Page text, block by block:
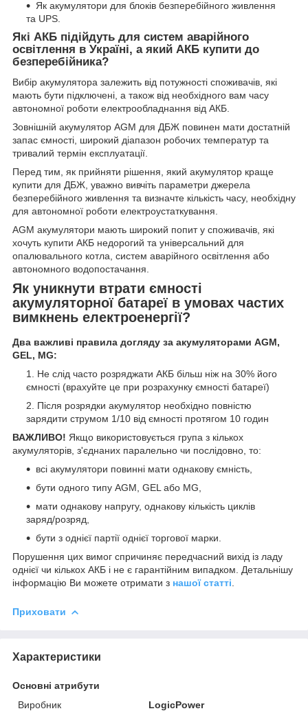
Як акумулятори для блоків безперебійного живлення
та UPS.
Які АКБ підійдуть для систем аварійного
освітлення в Україні, а який АКБ купити до
безперебійника?
Вибір акумулятора залежить від потужності споживачів, які
мають бути підключені, а також від необхідного вам часу
автономної роботи електрообладнання від АКБ.
Зовнішній акумулятор AGM для ДБЖ повинен мати достатній
запас ємності, широкий діапазон робочих температур та
тривалий термін експлуатації.
Перед тим, як прийняти рішення, який акумулятор краще
купити для ДБЖ, уважно вивчіть параметри джерела
безперебійного живлення та визначте кількість часу, необхідну
для автономної роботи електроустаткування.
AGM акумулятори мають широкий попит у споживачів, які
хочуть купити АКБ недорогий та універсальний для
опалювального котла, систем аварійного освітлення або
автономного водопостачання.
Як уникнути втрати ємності
акумуляторної батареї в умовах частих
вимкнень електроенергії?
Два важливі правила догляду за акумуляторами AGM,
GEL, MG:
Не слід часто розряджати АКБ більш ніж на 30% його
ємності (врахуйте це при розрахунку ємності батареї)
Після розрядки акумулятор необхідно повністю
зарядити струмом 1/10 від ємності протягом 10 годин
ВАЖЛИВО! Якщо використовується група з кількох
акумуляторів, з'єднаних паралельно чи послідовно, то:
всі акумулятори повинні мати однакову ємність,
бути одного типу AGM, GEL або MG,
мати однакову напругу, однакову кількість циклів
заряд/розряд,
бути з однієї партії однієї торгової марки.
Порушення цих вимог спричиняє передчасний вихід із ладу
однієї чи кількох АКБ і не є гарантійним випадком. Детальнішу
інформацію Ви можете отримати з нашої статті
Приховати
Характеристики
Основні атрибути
Виробник
LogicPower